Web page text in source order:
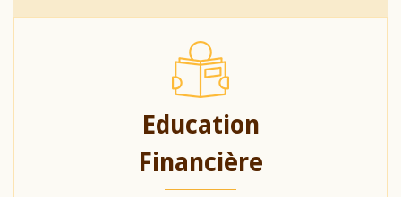
Education
Financière